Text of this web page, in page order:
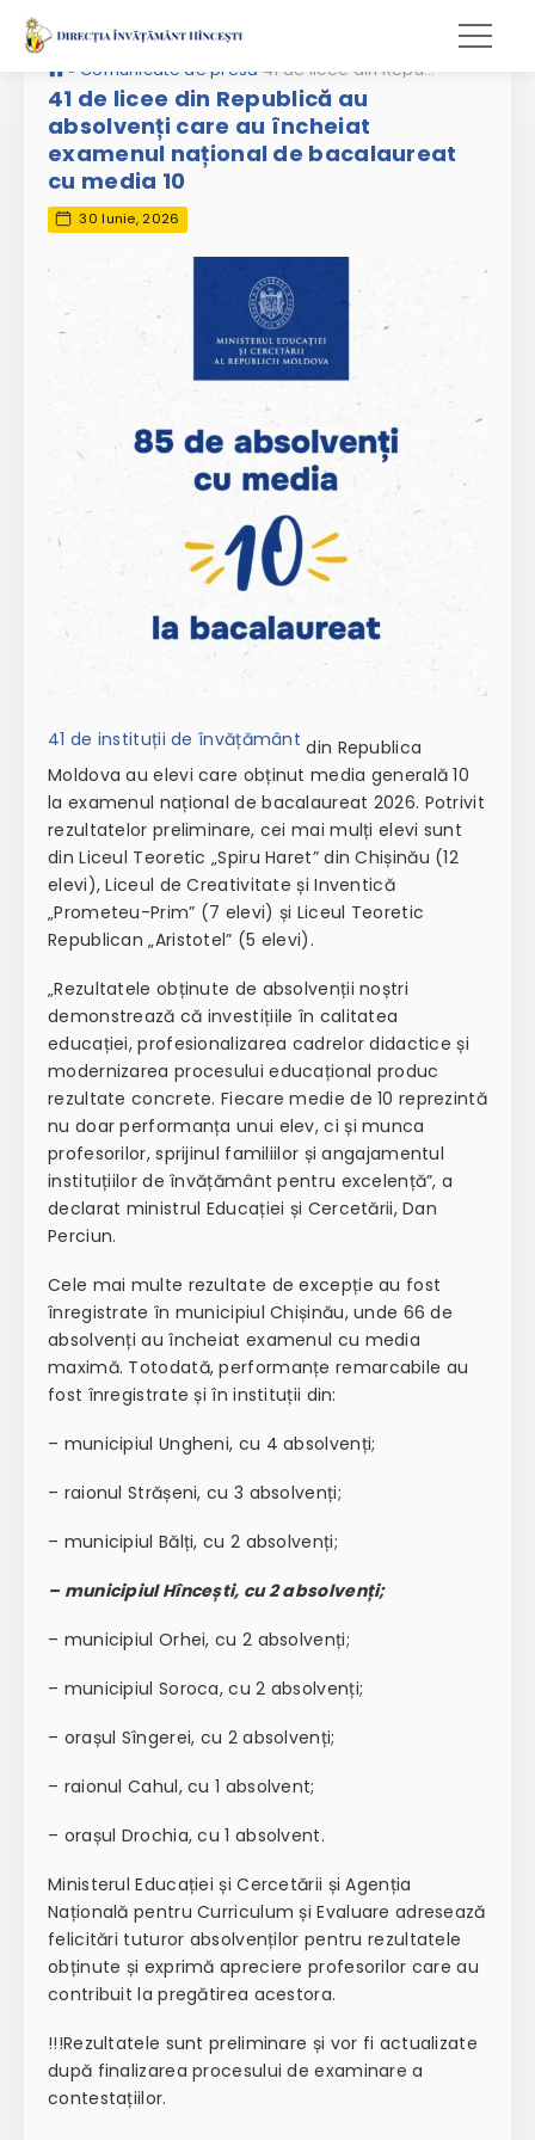
» Comunicate de presă 41 de licee din Republică au absolvenți care au încheiat examenul național de bacalaureat cu media 10
41 de licee din Republică au
absolvenți care au încheiat
examenul național de bacalaureat
cu media 10
30 Iunie, 2026
41 de instituții de învățământ din Republica
Moldova au elevi care obținut media generală 10
la examenul național de bacalaureat 2026. Potrivit
rezultatelor preliminare, cei mai mulți elevi sunt
din Liceul Teoretic „Spiru Haret” din Chișinău (12
elevi), Liceul de Creativitate și Inventică
„Prometeu-Prim” (7 elevi) și Liceul Teoretic
Republican „Aristotel” (5 elevi).
„Rezultatele obținute de absolvenții noștri
demonstrează că investițiile în calitatea
educației, profesionalizarea cadrelor didactice și
modernizarea procesului educațional produc
rezultate concrete. Fiecare medie de 10 reprezintă
nu doar performanța unui elev, ci și munca
profesorilor, sprijinul familiilor și angajamentul
instituțiilor de învățământ pentru excelență”, a
declarat ministrul Educației și Cercetării, Dan
Perciun.
Cele mai multe rezultate de excepție au fost
înregistrate în municipiul Chișinău, unde 66 de
absolvenți au încheiat examenul cu media
maximă. Totodată, performanțe remarcabile au
fost înregistrate și în instituții din:
– municipiul Ungheni, cu 4 absolvenți;
– raionul Strășeni, cu 3 absolvenți;
– municipiul Bălți, cu 2 absolvenți;
– municipiul Hîncești, cu 2 absolvenți;
– municipiul Orhei, cu 2 absolvenți;
– municipiul Soroca, cu 2 absolvenți;
– orașul Sîngerei, cu 2 absolvenți;
– raionul Cahul, cu 1 absolvent;
– orașul Drochia, cu 1 absolvent.
Ministerul Educației și Cercetării și Agenția
Națională pentru Curriculum și Evaluare adresează
felicitări tuturor absolvenților pentru rezultatele
obținute și exprimă apreciere profesorilor care au
contribuit la pregătirea acestora.
!!!Rezultatele sunt preliminare și vor fi actualizate
după finalizarea procesului de examinare a
contestațiilor.